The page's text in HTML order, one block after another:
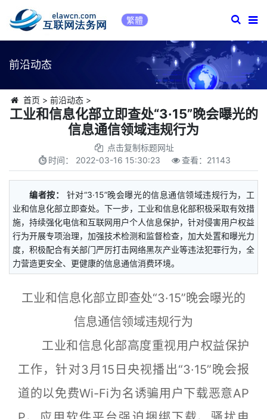
繁體
前沿动态
首页 > 前沿动态>
工业和信息化部立即查处“3·15”晚会曝光的
信息通信领域违规行为
点击复制标题网址
时间： 2022-03-16 15:30:23 查看： 21143
编者按：
针对“3·15”晚会曝光的信息通信领域违规行为，工
业和信息化部立即查处。下一步，工业和信息化部积极采取有效措
施，持续强化电信和互联网用户个人信息保护，针对侵害用户权益
行为开展专项治理，加强技术检测和监督检查，加大处置和曝光力
度，积极配合有关部门严厉打击网络黑灰产业等违法犯罪行为，全
力营造更安全、更健康的信息通信消费环境。
工业和信息化部立即查处“3·15”晚会曝光的
信息通信领域违规行为
工业和信息化部高度重视用户权益保护
工作，针对3月15日央视播出“3·15”晚会报
道的以免费Wi-Fi为名诱骗用户下载恶意AP